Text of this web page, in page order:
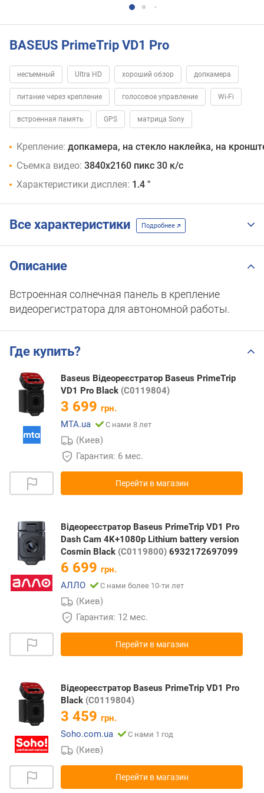
BASEUS PrimeTrip VD1 Pro
несъемный Ultra HD хороший обзор допкамера
питание через крепление голосовое управление Wi-Fi
встроенная память GPS матрица Sony
Крепление: допкамера, на стекло наклейка, на
Съемка видео: 3840х2160 пикс 30 к/с
Характеристики дисплея: 1.4 "
Все характеристики Подробнее
Описание
Встроенная солнечная панель в крепление
видеорегистратора для автономной работы.
Где купить?
Baseus Відеореєстратор Baseus PrimeTrip
VD1 Pro Black (C0119804)
3 699 грн.
MTA.ua
С нами 8 лет
(Киев)
Гарантия: 6 мес.
Перейти в магазин
Відеореєстратор Baseus PrimeTrip VD1 Pro
Dash Cam 4K+1080p Lithium battery version
Cosmin Black (C0119800) 6932172697099
6 699 грн.
АЛЛО
С нами более 10-ти лет
(Киев)
Гарантия: 12 мес.
Перейти в магазин
Відеореєстратор Baseus PrimeTrip VD1 Pro
Black (C0119804)
3 459 грн.
Soho.com.ua
С нами 1 год
(Киев)
Перейти в магазин